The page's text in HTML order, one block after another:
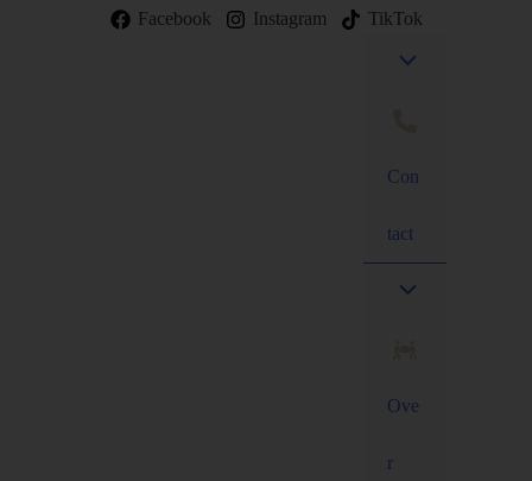
Facebook Instagram TikTok
Con
tact
Ove
r